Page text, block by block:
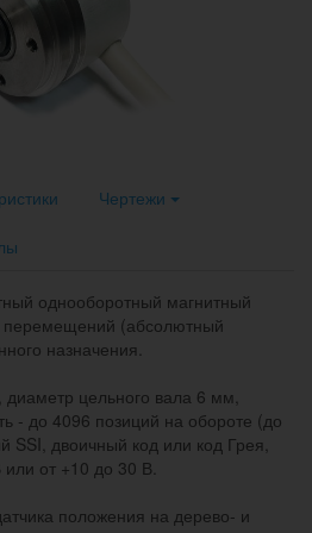
Чертежи
однооборотный магнитный
перемещений (абсолютный
назначения.
цельного вала 6 мм,
- до 4096 позиций на обороте (до
SSI, двоичный код или код Грея,
от +10 до 30 В.
положения на дерево- и